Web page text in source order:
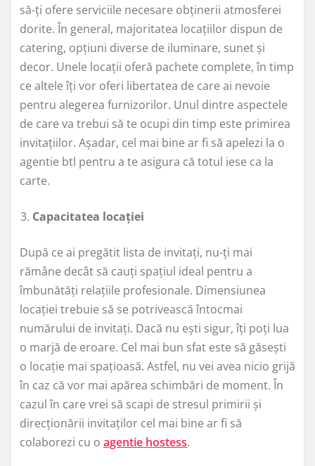
să-ți ofere serviciile necesare obținerii atmosferei
dorite. În general, majoritatea locațiilor dispun de
catering, opțiuni diverse de iluminare, sunet și
decor. Unele locații oferă pachete complete, în timp
ce altele îți vor oferi libertatea de care ai nevoie
pentru alegerea furnizorilor. Unul dintre aspectele
de care va trebui să te ocupi din timp este primirea
invitațiilor. Așadar, cel mai bine ar fi să apelezi la o
agentie btl pentru a te asigura că totul iese ca la
carte.
Capacitatea locației
După ce ai pregătit lista de invitați, nu-ți mai
rămâne decât să cauți spațiul ideal pentru a
îmbunătăți relațiile profesionale. Dimensiunea
locației trebuie să se potrivească întocmai
numărului de invitați. Dacă nu ești sigur, îți poți lua
o marjă de eroare. Cel mai bun sfat este să găsești
o locație mai spațioasă. Astfel, nu vei avea nicio grijă
în caz că vor mai apărea schimbări de moment. În
cazul în care vrei să scapi de stresul primirii și
direcționării invitaților cel mai bine ar fi să
colaborezi cu o agentie hostess.